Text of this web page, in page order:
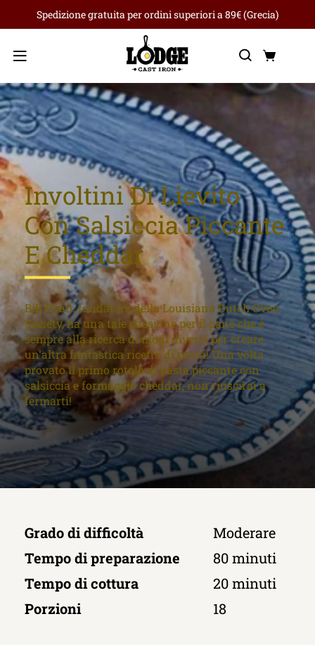
Spedizione gratuita per ordini superiori a 89€ (Grecia)
Menu
Ricerca
Involtini Di Lievito
Con Salsiccia Piccante
E Cheddar
Bill Ryan, fondatore della Louisiana Dutch Oven
Society, ha una tale passione per il pane che è
sempre alla ricerca di modi diversi per creare
un'altra fantastica ricetta di pasta! Una volta
provato il primo rotolo di pasta piccante con
salsiccia e formaggio cheddar, non riuscirai a
fermarti!
Grado di difficoltà
Moderare
Tempo di preparazione
80 minuti
Tempo di cottura
20 minuti
Porzioni
18